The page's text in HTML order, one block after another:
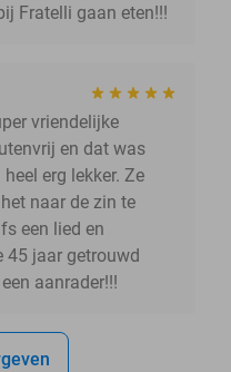
Fratelli gaan eten!!!
vriendelijke
en dat was
erg lekker. Ze
naar de zin te
een lied en
jaar getrouwd
aanrader!!!